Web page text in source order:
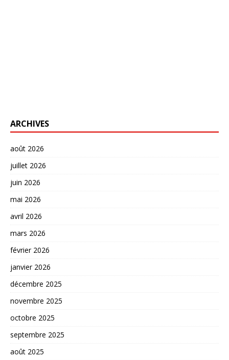
ARCHIVES
août 2026
juillet 2026
juin 2026
mai 2026
avril 2026
mars 2026
février 2026
janvier 2026
décembre 2025
novembre 2025
octobre 2025
septembre 2025
août 2025